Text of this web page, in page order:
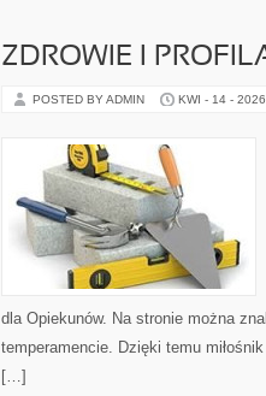
ZDROWIE I
POSTED BY ADMIN KWI - 14 - 2026
dla Opiekunów. Na stronie można
temperamencie. Dzięki temu
[…]